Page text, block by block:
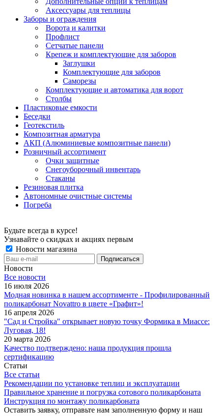
Аксессуары для теплицы
Заборы и ограждения
Ворота и калитки
Профлист
Сетчатые панели
Крепеж и комплектующие для заборов
Заглушки
Комплектующие для заборов
Саморезы
Комплектующие и автоматика для ворот
Столбы
Пластиковые емкости
Беседки
Геотекстиль
Композитная арматура
АКП (Алюминиевые композитные панели)
Розничный ассортимент
Очки защитные
Снегоуборочный инвентарь
Стаканы
Резиновая плитка
Автономные очистные системы
Погреба
Будьте всегда в курсе!
Узнавайте о скидках и акциях первым
Новости магазина
Новости
Все новости
16 июля 2026
Модная новинка в нашем ассортименте - Профилированный
поликарбонат Novattro в цвете «Графит»!
16 апреля 2026
"Сад и Стройка" открывает новую точку Формика в Миассе:
Луговая, 18!
20 марта 2026
Качество подтверждено: наша продукция прошла
сертификацию
Статьи
Все статьи
Рекомендации по установке теплиц и эксплуатации
Правильное хранение и погрузка сотового поликарбоната
Инструкция по монтажу поликарбоната
Оставить заявку, отправьте нам заполненную форму и наш